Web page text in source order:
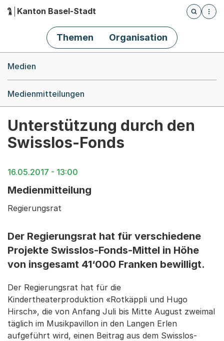
Hauptnavigation
Kanton Basel-Stadt
Öffnet
Themen Organisation
Medien
Medienmitteilungen
Unterstützung durch den
Swisslos-Fonds
16.05.2017 - 13:00
Medienmitteilung
Regierungsrat
Der Regierungsrat hat für verschiedene
Projekte Swisslos-Fonds-Mittel in Höhe
von insgesamt 41‘000 Franken bewilligt.
Der Regierungsrat hat für die
Kindertheaterproduktion «Rotkäppli und Hugo
Hirsch», die von Anfang Juli bis Mitte August zweimal
täglich im Musikpavillon in den Langen Erlen
aufgeführt wird, einen Beitrag aus dem Swisslos-